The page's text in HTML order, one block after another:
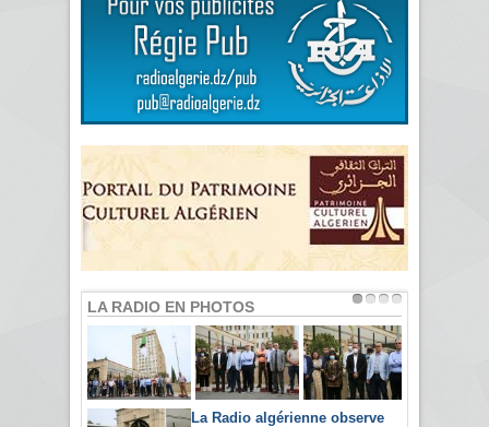
LA RADIO EN PHOTOS
La Radio algérienne observe